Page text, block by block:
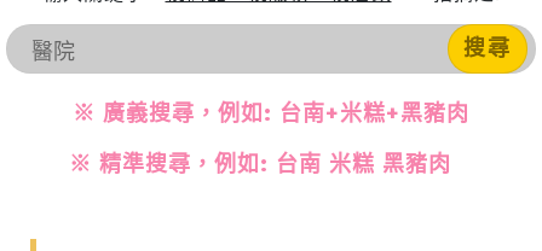
搜尋
※ 廣義搜尋，例如: 台南+米糕+黑豬肉
※ 精準搜尋，例如: 台南 米糕 黑豬肉